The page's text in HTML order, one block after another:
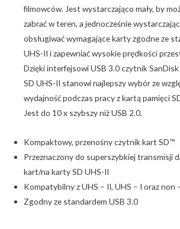
filmowców. Jest wystarczająco mały, by
zabrać w teren, a jednocześnie
obsługiwać wymagające karty zgodne ze
UHS-II i zapewniać wysokie prędkości
Dzięki interfejsowi USB 3.0 czytnik
SD UHS-II stanowi najlepszy wybór ze
wydajność podczas pracy z kartą pamięci
Jest do 10 x szybszy niż USB 2.0.
Kompaktowy, przenośny czytnik kart SD™
Przeznaczony do superszybkiej transmisji
kart/na karty SD UHS-II
Kompatybilny z UHS – II, UHS – I oraz non
Zgodny ze standardem USB 3.0